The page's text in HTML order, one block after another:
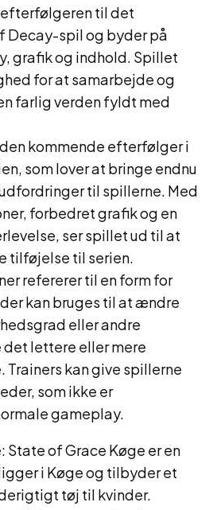
til det
Decay-spil og byder på
grafik og indhold. Spillet
for at samarbejde og
farlig verden fyldt med
kommende efterfølger i
som lover at bringe endnu
til spillerne. Med
forbedret grafik og en
ser spillet ud til at
tilføjelse til serien.
refererer til en form for
kan bruges til at ændre
eller andre
lettere eller mere
Trainers kan give spillerne
som ikke er
gameplay.
of Grace Køge er en
i Køge og tilbyder et
tøj til kvinder.